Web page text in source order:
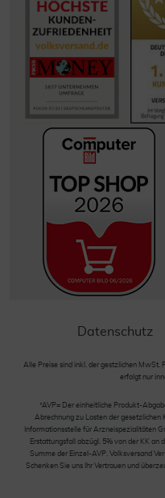
Datenschutz
Alle Preise sind inkl. der gestzlichen MwSt.
erfolgt nur
*AVP= Der einheitliche Produkt-
Abrechnung zu Lasten der gesetzlichen
Informationsstelle für Arzneispezialitäten
Erstattungsfall abzügl. 5% von der KK
Summe der Einzel-AVP. Volksversand
Schenken Sie uns Ihr Vertrauen und